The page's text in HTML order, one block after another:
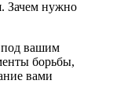
Зачем нужно
под вашим
борьбы,
вами